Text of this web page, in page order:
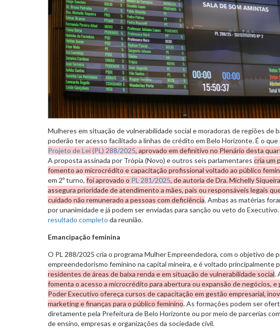
Mulheres em situação de vulnerabilidade social e moradoras de regiões de
poderão ter acesso facilitado a linhas de crédito em Belo Horizonte. É o
Projeto de Lei (PL) 288/2025, aprovado em definitivo no Plenário desta
A proposta assinada por Trópia (Novo) e outros seis parlamentares cria um
fomento ao microcrédito e capacitação profissional voltado ao público
em 2º turno, foi aprovado o PL 281/2025, de autoria de Dra. Michelly
assegura prioridade de atendimento a mães, pais ou responsáveis legais
cuidado não remunerado a pessoas com deficiência. Ambas as matérias
por unanimidade e já podem ser enviadas para sanção ou veto do
resultado completo da reunião.
Emancipação feminina
O PL 288/2025 cria o programa Mulher Empreendedora, com o objetivo de
empreendedorismo feminino na capital mineira, e é voltado principalmente
residentes de áreas de baixa renda e em situação de vulnerabilidade social.
fomenta o acesso a microcrédito para abertura ou expansão de negócios, e
Poder Executivo ofereça cursos de capacitação em gestão empresarial,
marketing e finanças para o público feminino. As formações podem ser
diretamente pela Prefeitura de Belo Horizonte ou por meio de parcerias
de ensino, empresas e organizações da sociedade civil.